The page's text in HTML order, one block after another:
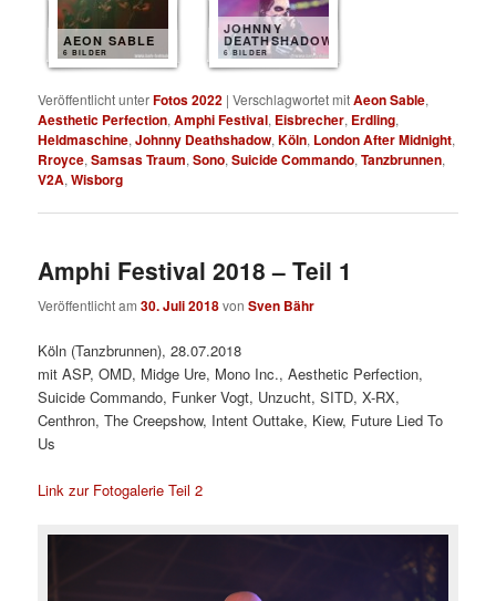
AEON SABLE
6 BILDER
JOHNNY
DEATHSHADOW
6 BILDER
Veröffentlicht unterFotos 2022 |Verschlagwortet mitAeon Sable,
Aesthetic Perfection,Amphi Festival, Eisbrecher, Erdling,
Heldmaschine,Johnny Deathshadow,Köln, London After Midnight,
Rroyce,Samsas Traum,Sono,Suicide Commando,Tanzbrunnen,
V2A,Wisborg
Amphi Festival 2018 – Teil 1
Veröffentlicht am30. Juli 2018vonSven Bähr
Köln (Tanzbrunnen), 28.07.2018
mit ASP, OMD, Midge Ure, Mono Inc., Aesthetic Perfection,
Suicide Commando, Funker Vogt, Unzucht, SITD, X-RX,
Centhron, The Creepshow, Intent Outtake, Kiew, Future Lied To
Us
Link zur Fotogalerie Teil 2